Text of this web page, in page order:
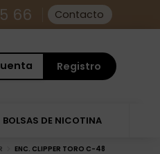
66 Contacto
Registro
BOLSAS DE NICOTINA
ENC. CLIPPER TORO C-48